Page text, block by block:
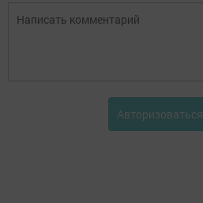
Авторизоваться